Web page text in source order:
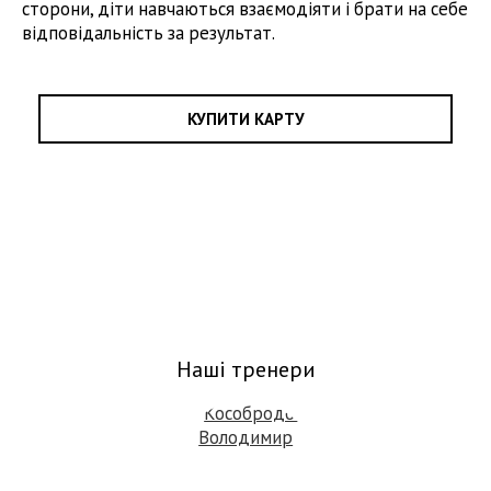
сторони, діти навчаються взаємодіяти і брати на себе
відповідальність за результат.
КУПИТИ КАРТУ
Наші тренери